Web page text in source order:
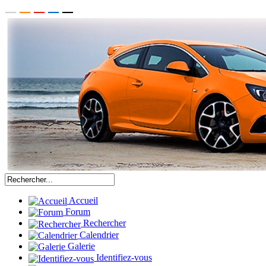
Accueil
Forum
Rechercher
Calendrier
Galerie
Identifiez-vous